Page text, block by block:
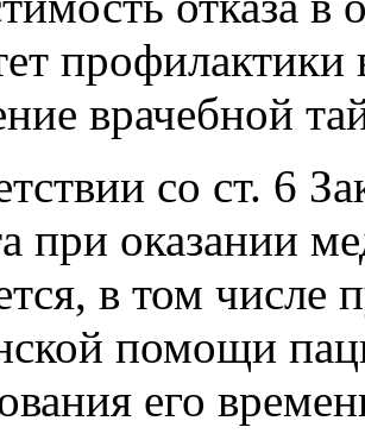
профилактики
врачебной
со ст. 6
при оказании
в том числе
помощи
его